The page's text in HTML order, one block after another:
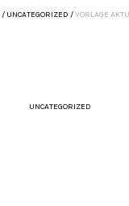
/ UNCATEGORIZED /VORLAGE
UNCATEGORIZED